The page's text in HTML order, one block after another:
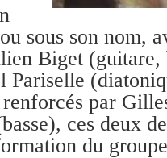
sous son nom,
Biget
Pariselle
par
ces deux
du